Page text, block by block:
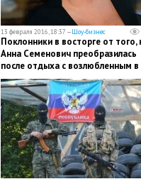
13 февраля 2016, 18:37 —Шоу-бизнес
Поклонники в восторге от того,
Анна Семенович преобразилась
после отдыха с возлюбленным в
Таиланде